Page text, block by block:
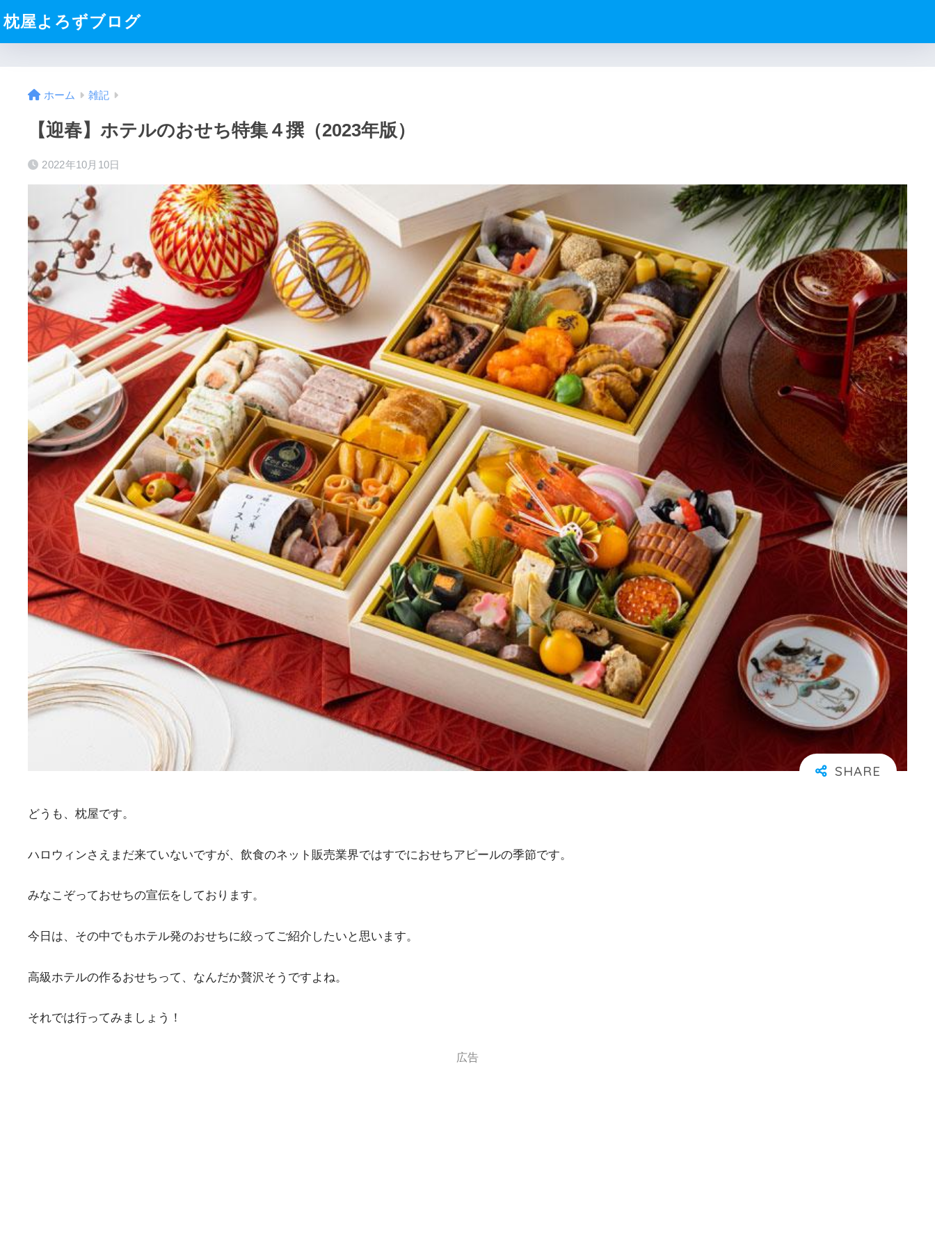
枕屋よろずブログ
ホーム 雑記
【迎春】ホテルのおせち特集４撰（2023年版）
2022年10月10日
どうも、枕屋です。
ハロウィンさえまだ来ていないですが、飲食のネット販売業界ではすでにおせちアピールの季節です。
みなこぞっておせちの宣伝をしております。
今日は、その中でもホテル発のおせちに絞ってご紹介したいと思います。
高級ホテルの作るおせちって、なんだか贅沢そうですよね。
それでは行ってみましょう！
広告